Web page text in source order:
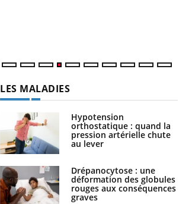
LES MALADIES
Hypotension
orthostatique : quand la
pression artérielle chute
au lever
Drépanocytose : une
déformation des globules
rouges aux conséquences
graves